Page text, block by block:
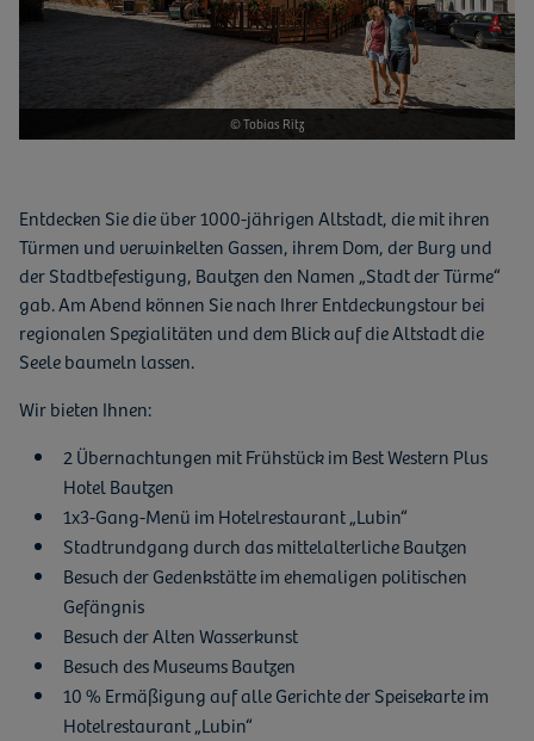
© Tobias Ritz
Entdecken Sie die über 1000-jährigen Altstadt, die mit ihren
Türmen und verwinkelten Gassen, ihrem Dom, der Burg und
der Stadtbefestigung, Bautzen den Namen „Stadt der Türme“
gab. Am Abend können Sie nach Ihrer Entdeckungstour bei
regionalen Spezialitäten und dem Blick auf die Altstadt die
Seele baumeln lassen.
Wir bieten Ihnen:
2 Übernachtungen mit Frühstück im Best Western Plus
Hotel Bautzen
1x3-Gang-Menü im Hotelrestaurant „Lubin“
Stadtrundgang durch das mittelalterliche Bautzen
Besuch der Gedenkstätte im ehemaligen politischen
Gefängnis
Besuch der Alten Wasserkunst
Besuch des Museums Bautzen
10 % Ermäßigung auf alle Gerichte der Speisekarte im
Hotelrestaurant „Lubin“